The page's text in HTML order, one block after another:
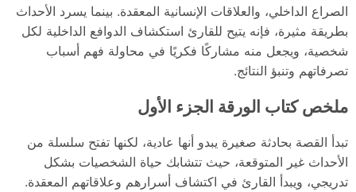
الصراع الداخلي، والعلاقات الإنسانية المعقدة. بينما يسرد الأحداث
بطريقة مثيرة، فإنه يتيح للقارئ استكشاف الدوافع الداخلية لكل
شخصية، ويجعل منه مشاركًا فكريًا في محاولة فهم أسباب
تصرفاتهم وتنبؤ النتائج.
ملخص كتاب الورقة الجزء الأول
تبدأ القصة بحادثة صغيرة يبدو أنها عادية، لكنها تفتح سلسلة من
الأحداث غير المتوقعة، حيث تتشابك حياة الشخصيات بشكل
تدريجي، ويبدأ القارئ في اكتشاف أسرارهم وعلاقاتهم المعقدة.